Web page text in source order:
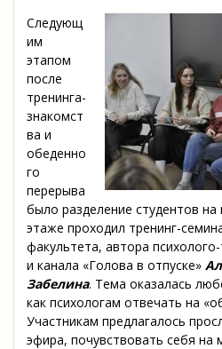
Следующ
им
этапом
после
тренинга-
знакомст
ва и
обеденно
го
перерыва
было разделение студентов
этаже проходил тренинг-
факультета, автора
и канала «Голова в отпуске»
Забелина. Тема оказалась
как психологам отвечать на
Участникам предлагалось
эфира, почувствовать себя на